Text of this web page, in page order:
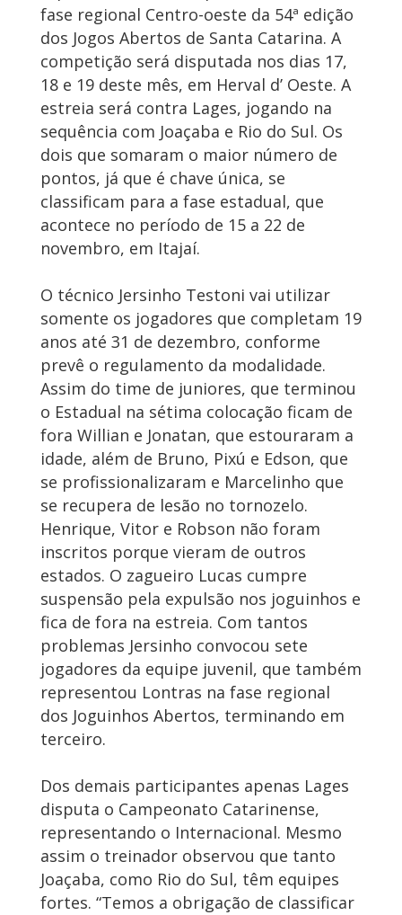
fase regional Centro-oeste da 54ª edição
dos Jogos Abertos de Santa Catarina. A
competição será disputada nos dias 17,
18 e 19 deste mês, em Herval d’ Oeste. A
estreia será contra Lages, jogando na
sequência com Joaçaba e Rio do Sul. Os
dois que somaram o maior número de
pontos, já que é chave única, se
classificam para a fase estadual, que
acontece no período de 15 a 22 de
novembro, em Itajaí.
O técnico Jersinho Testoni vai utilizar
somente os jogadores que completam 19
anos até 31 de dezembro, conforme
prevê o regulamento da modalidade.
Assim do time de juniores, que terminou
o Estadual na sétima colocação ficam de
fora Willian e Jonatan, que estouraram a
idade, além de Bruno, Pixú e Edson, que
se profissionalizaram e Marcelinho que
se recupera de lesão no tornozelo.
Henrique, Vitor e Robson não foram
inscritos porque vieram de outros
estados. O zagueiro Lucas cumpre
suspensão pela expulsão nos joguinhos e
fica de fora na estreia. Com tantos
problemas Jersinho convocou sete
jogadores da equipe juvenil, que também
representou Lontras na fase regional
dos Joguinhos Abertos, terminando em
terceiro.
Dos demais participantes apenas Lages
disputa o Campeonato Catarinense,
representando o Internacional. Mesmo
assim o treinador observou que tanto
Joaçaba, como Rio do Sul, têm equipes
fortes. “Temos a obrigação de classificar